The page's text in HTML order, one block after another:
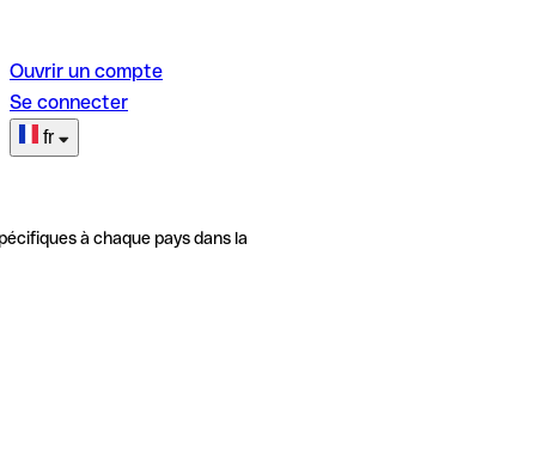
Ouvrir un compte
Se connecter
fr
à chaque pays dans la